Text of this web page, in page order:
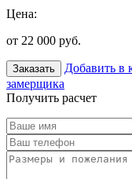
Цена:
от 22 000 руб.
Заказать Добавить в
замерщика
Получить расчет